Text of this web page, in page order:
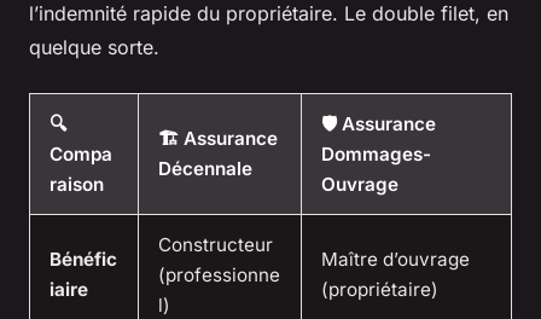
l’indemnité rapide du propriétaire. Le double filet, en
quelque sorte.
🔍
Compa
raison
🏗️ Assurance
Décennale
🛡️ Assurance
Dommages-
Ouvrage
Bénéfic
iaire
Constructeur
(professionne
l)
Maître d’ouvrage
(propriétaire)